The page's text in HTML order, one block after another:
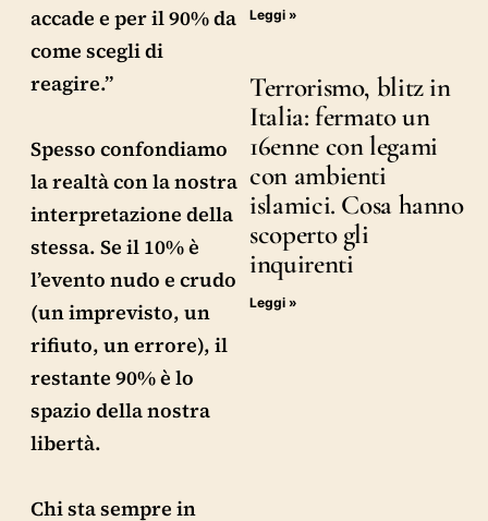
accade e per il 90% da
come scegli di
reagire.”
Spesso confondiamo
la realtà con la nostra
interpretazione della
stessa. Se il 10% è
l’evento nudo e crudo
(un imprevisto, un
rifiuto, un errore), il
restante 90% è lo
spazio della nostra
libertà.
Chi sta sempre in
Leggi »
Terrorismo, blitz in
Italia: fermato un
16enne con legami
con ambienti
islamici. Cosa hanno
scoperto gli
inquirenti
Leggi »